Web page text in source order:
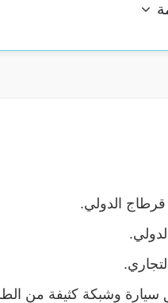
الدولي.
سيارة وشبكة كثيفة من
في إطار تطوير ...